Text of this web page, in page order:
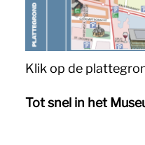
Klik op de
Tot snel in het